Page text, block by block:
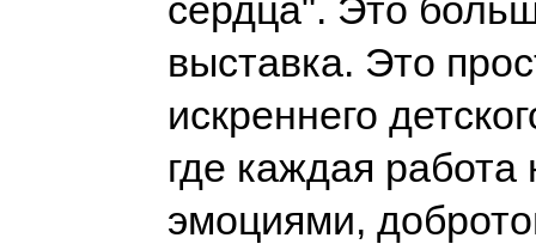
сердца". Это
выставка. Это
искреннего
где каждая работа
эмоциями,